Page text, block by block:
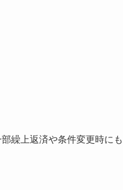
繰上返済や条件変更時にも